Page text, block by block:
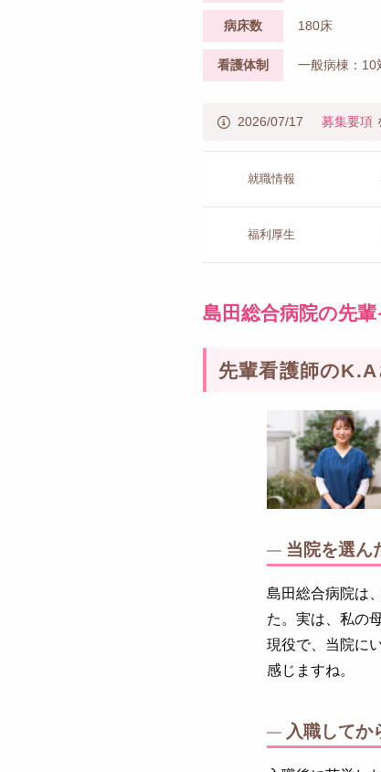
病床数 180床
看護体制 一般病棟：10
2026/07/17 募集要項
就職情報
福利厚生
島田総合病院の先
先輩看護師のK.A
当院を選ん
島田総合病院は
た。実は、私の
現役で、当院に
感じますね。
入職してか